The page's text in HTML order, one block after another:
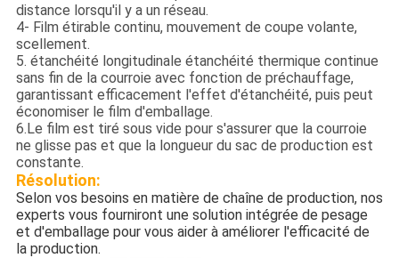
distance lorsqu'il y a un réseau.
4- Film étirable continu, mouvement de coupe volante,
scellement.
5. étanchéité longitudinale étanchéité thermique continue
sans fin de la courroie avec fonction de préchauffage,
garantissant efficacement l'effet d'étanchéité, puis peut
économiser le film d'emballage.
6.Le film est tiré sous vide pour s'assurer que la courroie
ne glisse pas et que la longueur du sac de production est
constante.
Résolution:
Selon vos besoins en matière de chaîne de production, nos
experts vous fourniront une solution intégrée de pesage
et d'emballage pour vous aider à améliorer l'efficacité de
la production.